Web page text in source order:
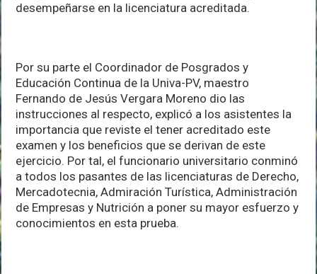
desempeñarse en la licenciatura acreditada.
Por su parte el Coordinador de Posgrados y
Educación Continua de la Univa-PV, maestro
Fernando de Jesús Vergara Moreno dio las
instrucciones al respecto, explicó a los asistentes la
importancia que reviste el tener acreditado este
examen y los beneficios que se derivan de este
ejercicio. Por tal, el funcionario universitario conminó
a todos los pasantes de las licenciaturas de Derecho,
Mercadotecnia, Admiración Turística, Administración
de Empresas y Nutrición a poner su mayor esfuerzo y
conocimientos en esta prueba.